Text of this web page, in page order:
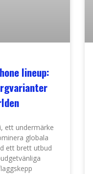
lineup:
ett undermärke
globala
ett brett utbud